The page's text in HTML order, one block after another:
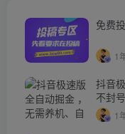
免费
1
抖音
不封
秘】 1